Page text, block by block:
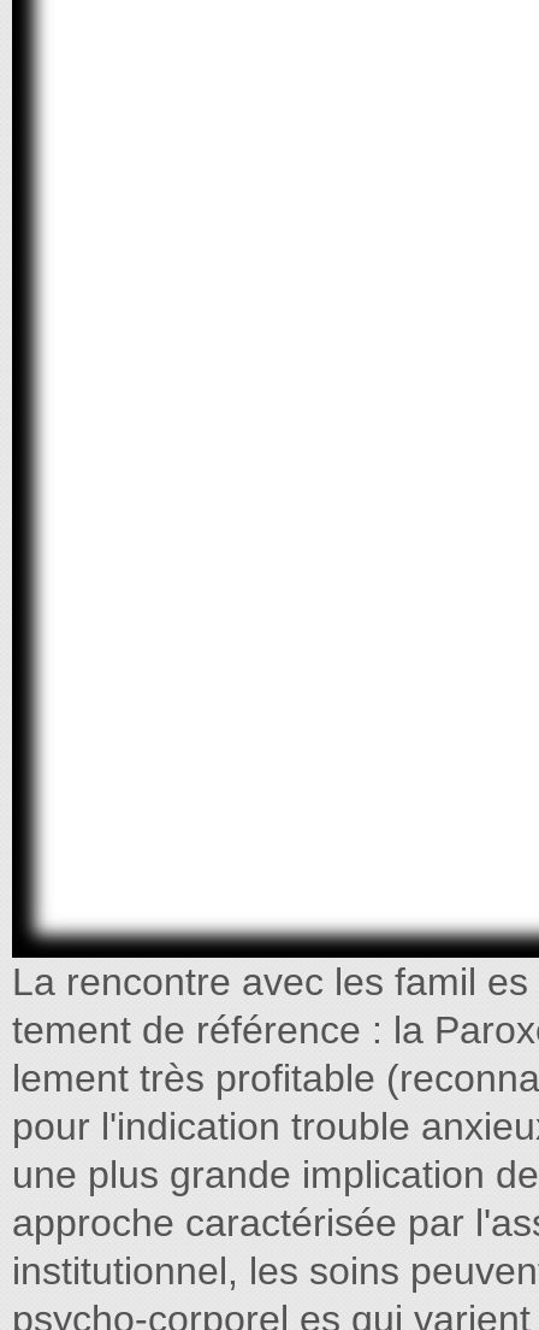
La rencontre avec les famil
tement de référence : la
lement très profitable
pour l'indication trouble
une plus grande implication
approche caractérisée par
institutionnel, les soins
psycho-corporel es qui